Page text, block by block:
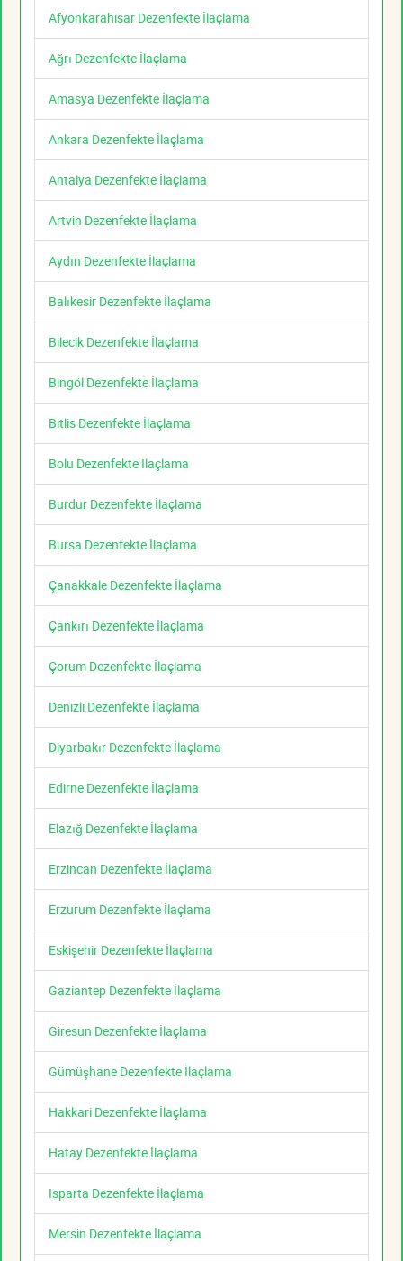
Afyonkarahisar Dezenfekte İlaçlama
Ağrı Dezenfekte İlaçlama
Amasya Dezenfekte İlaçlama
Ankara Dezenfekte İlaçlama
Antalya Dezenfekte İlaçlama
Artvin Dezenfekte İlaçlama
Aydın Dezenfekte İlaçlama
Balıkesir Dezenfekte İlaçlama
Bilecik Dezenfekte İlaçlama
Bingöl Dezenfekte İlaçlama
Bitlis Dezenfekte İlaçlama
Bolu Dezenfekte İlaçlama
Burdur Dezenfekte İlaçlama
Bursa Dezenfekte İlaçlama
Çanakkale Dezenfekte İlaçlama
Çankırı Dezenfekte İlaçlama
Çorum Dezenfekte İlaçlama
Denizli Dezenfekte İlaçlama
Diyarbakır Dezenfekte İlaçlama
Edirne Dezenfekte İlaçlama
Elazığ Dezenfekte İlaçlama
Erzincan Dezenfekte İlaçlama
Erzurum Dezenfekte İlaçlama
Eskişehir Dezenfekte İlaçlama
Gaziantep Dezenfekte İlaçlama
Giresun Dezenfekte İlaçlama
Gümüşhane Dezenfekte İlaçlama
Hakkari Dezenfekte İlaçlama
Hatay Dezenfekte İlaçlama
Isparta Dezenfekte İlaçlama
Mersin Dezenfekte İlaçlama